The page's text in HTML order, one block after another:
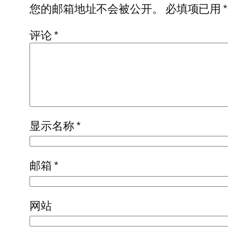
您的邮箱地址不会被公开。 必填项已用*
评论*
显示名称*
邮箱*
网站